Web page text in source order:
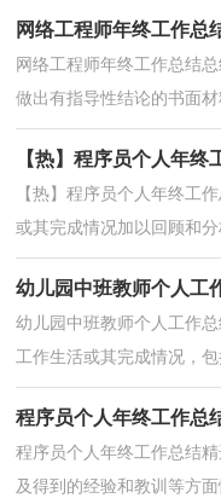
网络工程师年终工作总
网络工程师年终工作总结
做出有指导性结论的书面
的学习和工作情况，因此
【热】程序员个人年终
【热】程序员个人年终工
或其完成情况加以回顾和
段的学习和工作生活做指
幼儿园中班教师个人工
幼儿园中班教师个人工作
工作生活或其完成情况，
和教训加以回顾和分析的
程序员个人年终工作总
程序员个人年终工作总结
及得到的经验和教训等方